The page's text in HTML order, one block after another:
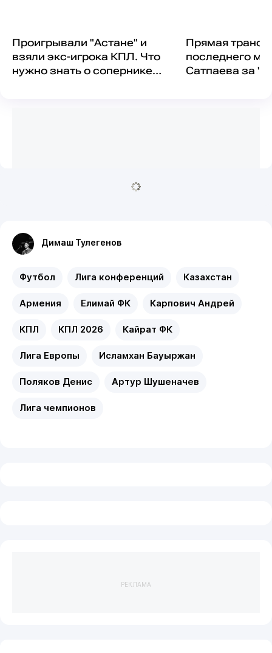
Проигрывали "Астане" и
взяли экс-игрока КПЛ. Что
нужно знать о сопернике
Прямая
последнего
Сатпаева за
Димаш Тулегенов
Футбол Лига конференций Казахстан
Армения Елимай ФК Карпович Андрей
КПЛ КПЛ 2026 Кайрат ФК
Лига Европы Исламхан Бауыржан
Поляков Денис Артур Шушеначев
Лига чемпионов
РЕКЛАМА